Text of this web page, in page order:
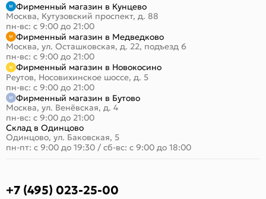
Фирменный магазин в Кунцево
Москва, Кутузовский проспект, д. 88
пн-вс: с 9:00 до 21:00
Фирменный магазин в Медведково
Москва, ул. Осташковская, д. 22, подъезд 6
пн-вс: с 9:00 до 21:00
Фирменный магазин в Новокосино
Реутов, Носовихинское шоссе, д. 5
пн-вс: с 9:00 до 21:00
Фирменный магазин в Бутово
Москва, ул. Венёвская, д. 4
пн-вс: с 9:00 до 21:00
Склад в Одинцово
Одинцово, ул. Баковская, 5
пн-пт: с 9:00 до 19:30 / сб-вс: с 9:00 до 18:00
+7 (495) 023-25-00